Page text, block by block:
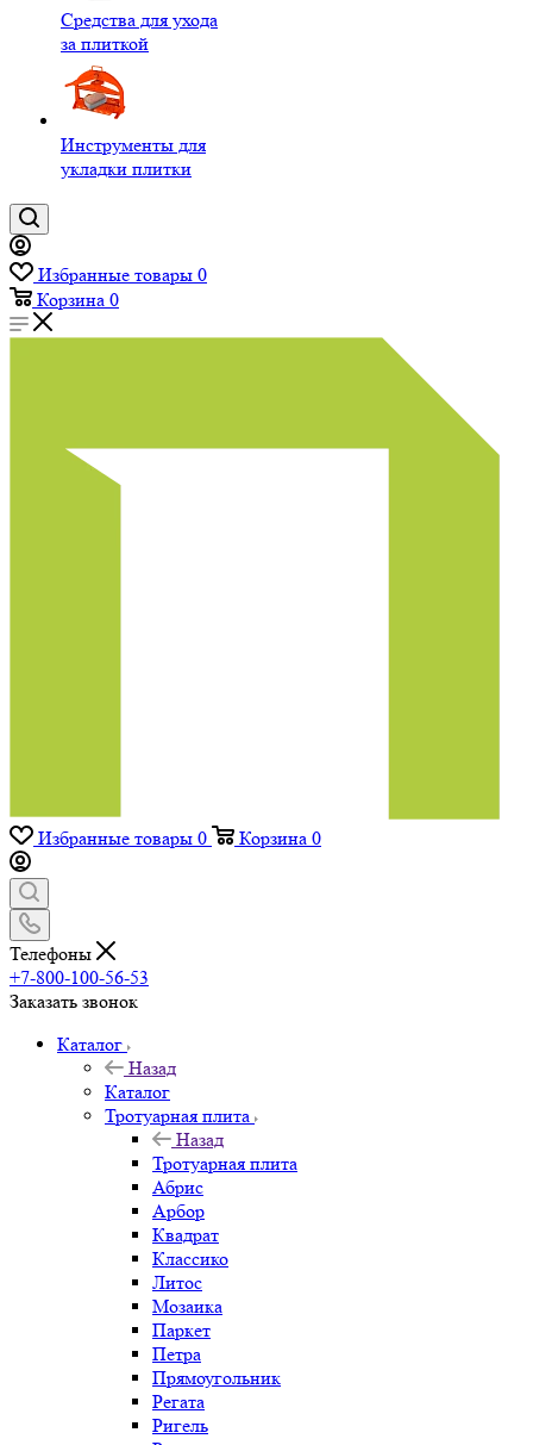
Средства для ухода
за плиткой
Инструменты для
укладки плитки
Избранные товары 0
Корзина 0
Избранные товары 0 Корзина 0
Телефоны
+7-800-100-56-53
Заказать звонок
Каталог
Назад
Каталог
Тротуарная плита
Назад
Тротуарная плита
Абрис
Арбор
Квадрат
Классико
Литос
Мозаика
Паркет
Петра
Прямоугольник
Регата
Ригель